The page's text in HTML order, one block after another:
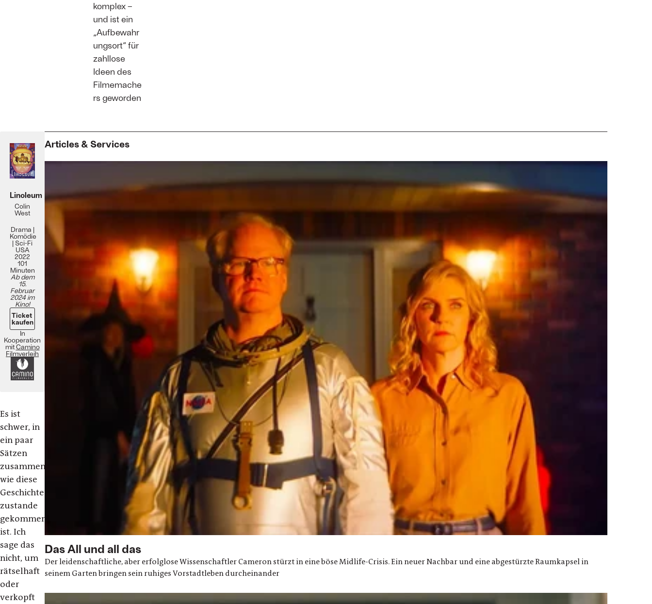
komplex –
und ist ein
„Aufbewahr
ungsort“ für
zahllose
Ideen des
Filmemache
rs geworden
Linoleum
Colin
West
Drama |
Komödie
| Sci-Fi
USA
2022
101
Minuten
Ab dem
15.
Februar
2024 im
Kino!
Ticket
kaufen
In
Kooperation
mitCamino
Filmverleih
Es ist
schwer, in
ein paar
Sätzen
zusammenzufassen,
wie diese
Geschichte
zustande
gekommen
ist. Ich
sage das
nicht, um
rätselhaft
oder
verkopft
Articles & Services
Das All und all das
Der leidenschaftliche, aber erfolglose Wissenschaftler Cameron stürzt in eine böse Midlife-Crisis. Ein neuer Nachbar und eine abgestürzte Raumkapsel in
seinem Garten bringen sein ruhiges Vorstadtleben durcheinander